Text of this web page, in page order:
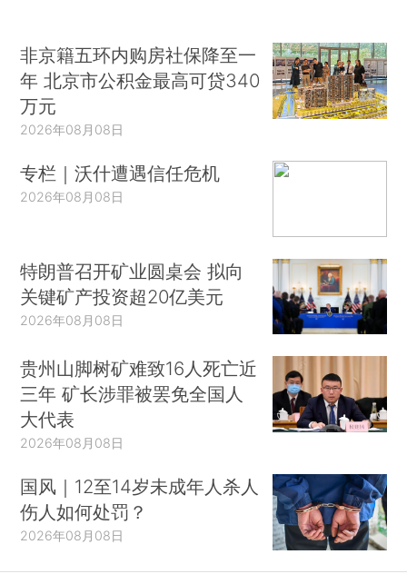
非京籍五环内购房社保降至一
年 北京市公积金最高可贷340
万元
2026年08月08日
专栏｜沃什遭遇信任危机
2026年08月08日
特朗普召开矿业圆桌会 拟向
关键矿产投资超20亿美元
2026年08月08日
贵州山脚树矿难致16人死亡近
三年 矿长涉罪被罢免全国人
大代表
2026年08月08日
国风｜12至14岁未成年人杀人
伤人如何处罚？
2026年08月08日